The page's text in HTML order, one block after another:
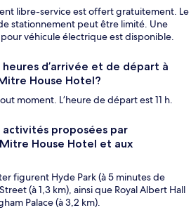
libre-service est offert gratuitement. Le
stationnement peut être limité. Une
véhicule électrique est disponible.
d’arrivée et de départ à
House Hotel?
moment. L’heure de départ est 11 h.
activités proposées par
House Hotel et aux
figurent Hyde Park (à 5 minutes de
(à 1,3 km), ainsi que Royal Albert Hall
Palace (à 3,2 km).